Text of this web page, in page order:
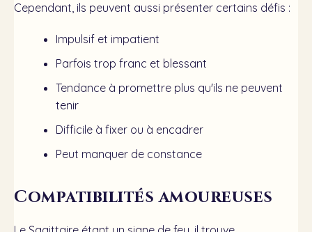
Cependant, ils peuvent aussi présenter certains défis :
Impulsif et impatient
Parfois trop franc et blessant
Tendance à promettre plus qu'ils ne peuvent
tenir
Difficile à fixer ou à encadrer
Peut manquer de constance
Compatibilités amoureuses